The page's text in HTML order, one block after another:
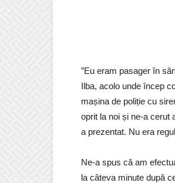
”Eu eram pasager în
Ilba, acolo unde încep
mașina de poliție cu
oprit la noi și ne-a cerut
a prezentat. Nu era
Ne-a spus că am
la câteva minute după